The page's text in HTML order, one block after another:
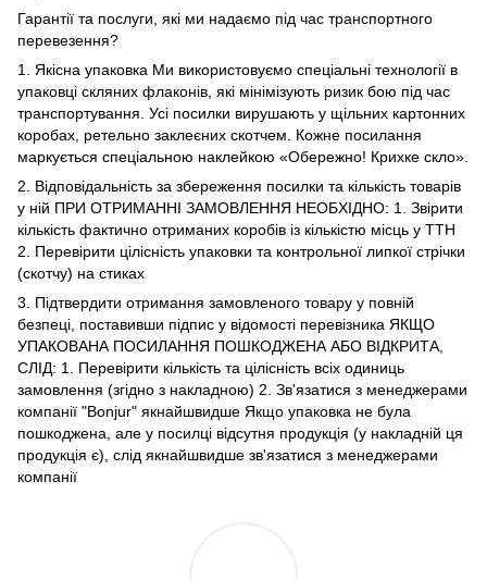
Гарантії та послуги, які ми надаємо під час транспортного
перевезення?
1. Якісна упаковка Ми використовуємо спеціальні технології в
упаковці скляних флаконів, які мінімізують ризик бою під час
транспортування. Усі посилки вирушають у щільних картонних
коробах, ретельно заклеєних скотчем. Кожне посилання
маркується спеціальною наклейкою «Обережно! Крихке скло».
2. Відповідальність за збереження посилки та кількість товарів
у ній ПРИ ОТРИМАННІ ЗАМОВЛЕННЯ НЕОБХІДНО: 1. Звірити
кількість фактично отриманих коробів із кількістю місць у ТТН
2. Перевірити цілісність упаковки та контрольної липкої стрічки
(скотчу) на стиках
3. Підтвердити отримання замовленого товару у повній
безпеці, поставивши підпис у відомості перевізника ЯКЩО
УПАКОВАНА ПОСИЛАННЯ ПОШКОДЖЕНА АБО ВІДКРИТА,
СЛІД: 1. Перевірити кількість та цілісність всіх одиниць
замовлення (згідно з накладною) 2. Зв'язатися з менеджерами
компанії "Bonjur" якнайшвидше Якщо упаковка не була
пошкоджена, але у посилці відсутня продукція (у накладній ця
продукція є), слід якнайшвидше зв'язатися з менеджерами
компанії